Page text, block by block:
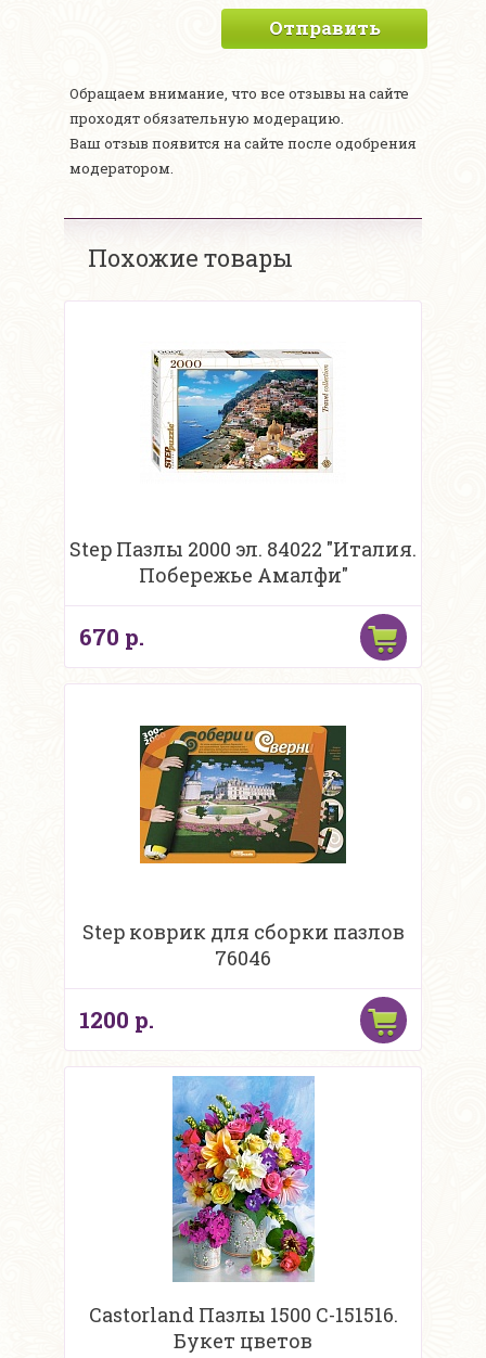
Отправить
Обращаем внимание, что все отзывы на сайте
проходят обязательную модерацию.
Ваш отзыв появится на сайте после одобрения
модератором.
Похожие товары
Step Пазлы 2000 эл. 84022 "Италия.
Побережье Амалфи"
670 р.
Step коврик для сборки пазлов
76046
1200 р.
Castorland Пазлы 1500 C-151516.
Букет цветов